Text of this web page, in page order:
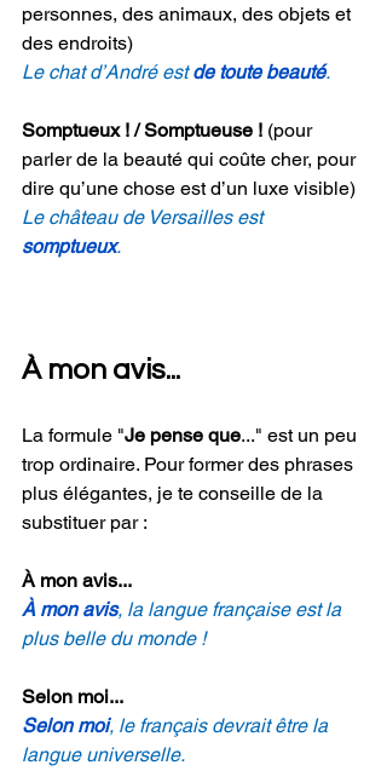
personnes, des animaux, des objets et
des endroits)
Le chat d’André est de toute beauté.
Somptueux ! / Somptueuse ! (pour
parler de la beauté qui coûte cher, pour
dire qu’une chose est d’un luxe visible)
Le château de Versailles est
somptueux.
À mon avis...
La formule "Je pense que..." est un peu
trop ordinaire. Pour former des phrases
plus élégantes, je te conseille de la
substituer par :
À mon avis...
À mon avis, la langue française est la
plus belle du monde !
Selon moi...
Selon moi, le français devrait être la
langue universelle.